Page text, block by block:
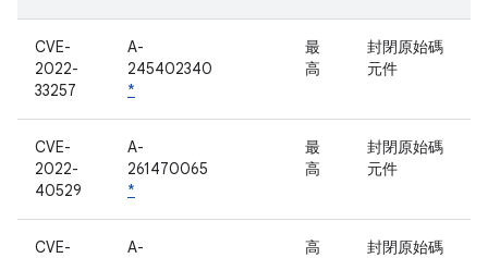
CVE-
2022-
33257
A-
245402340
*
最
高
封閉原始碼
元件
CVE-
2022-
40529
A-
261470065
*
最
高
封閉原始碼
元件
CVE-
A-
高
封閉原始碼